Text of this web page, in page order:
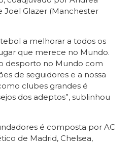
Joel Glazer (Manchester
a melhorar a todos os
que merece no Mundo.
desporto no Mundo com
de seguidores e a nossa
clubes grandes é
dos adeptos”, sublinhou
é composta por AC
de Madrid, Chelsea,